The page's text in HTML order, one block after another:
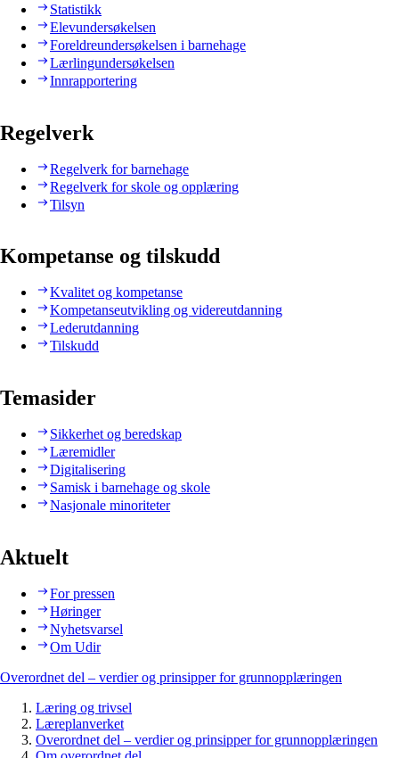
Statistikk
Elevundersøkelsen
Foreldreundersøkelsen i barnehage
Lærlingundersøkelsen
Innrapportering
Regelverk
Regelverk for barnehage
Regelverk for skole og opplæring
Tilsyn
Kompetanse og tilskudd
Kvalitet og kompetanse
Kompetanseutvikling og videreutdanning
Lederutdanning
Tilskudd
Temasider
Sikkerhet og beredskap
Læremidler
Digitalisering
Samisk i barnehage og skole
Nasjonale minoriteter
Aktuelt
For pressen
Høringer
Nyhetsvarsel
Om Udir
Overordnet del – verdier og prinsipper for grunnopplæringen
Læring og trivsel
Læreplanverket
Overordnet del – verdier og prinsipper for grunnopplæringen